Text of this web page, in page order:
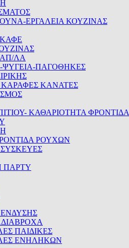
ΕΡΓΑΛΕΙΑ ΚΟΥΖΙΝΑΣ
ΛΑ
ΨΥΓΕΙΑ-ΠΑΓΟΘΗΚΕΣ
ΚΑΝΑΤΕΣ
ΚΑΘΑΡΙΟΤΗΤΑ ΦΡΟΝΤΙΔΑ
ΡΟΥΧΩΝ
ΠΑΡΤΥ
ΠΑΙΔΙΚΕΣ
ΕΝΗΛΗΚΩΝ